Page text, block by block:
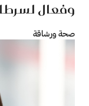
وفعال
صحة ورشاقة